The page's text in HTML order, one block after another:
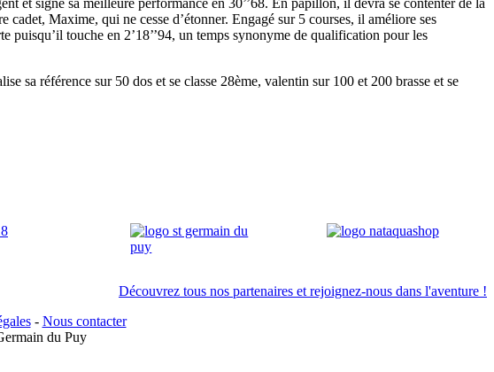
Maxime, qui ne cesse d’étonner. Engagé sur 5 courses, il améliore ses
touche en 2’18’’94, un temps synonyme de qualification pour les
sa référence sur 50 dos et se classe 28ème, valentin sur 100 et 200 brasse et se
Découvrez tous nos partenaires et rejoignez-nous dans l'aventure !
- Nous contacter
du Puy